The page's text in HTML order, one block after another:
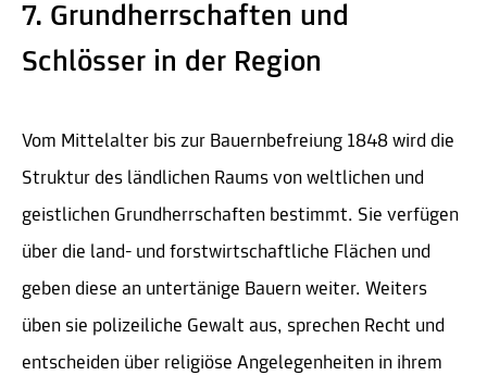
7. Grundherrschaften und
Schlösser in der Region
Vom Mittelalter bis zur Bauernbefreiung 1848 wird die
Struktur des ländlichen Raums von weltlichen und
geistlichen Grundherrschaften bestimmt. Sie verfügen
über die land- und forstwirtschaftliche Flächen und
geben diese an untertänige Bauern weiter. Weiters
üben sie polizeiliche Gewalt aus, sprechen Recht und
entscheiden über religiöse Angelegenheiten in ihrem